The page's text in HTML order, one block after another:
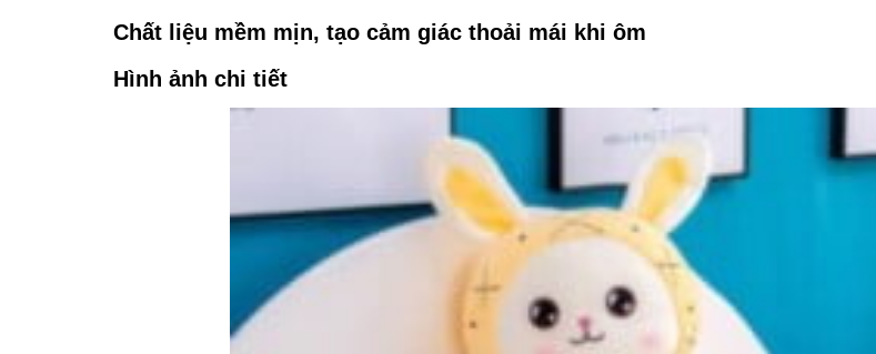
Chất liệu mềm mịn, tạo cảm giác thoải mái khi ôm
Hình ảnh chi tiết